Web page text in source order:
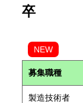
卒
NEW
募集職種
製造技術者